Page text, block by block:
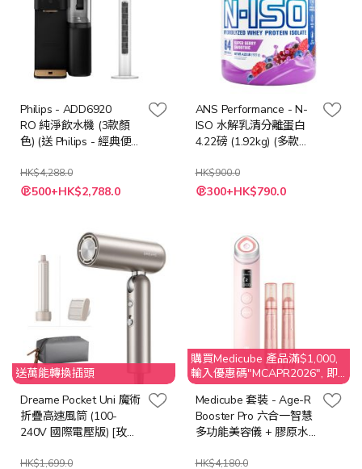
Philips - ADD6920
RO 純淨飲水機 (3款顏
色) (送 Philips - 經典便
(價值: $898))
HK$4,288.0
500+HK$2,788.0
ANS Performance - N-
ISO 水解乳清分離蛋白
4.22磅 (1.92kg) (多款口
HK$900.0
300+HK$790.0
送萬能轉換插頭
Dreame Pocket Uni 魔術
折疊高速風筒 (100-
240V 國際電壓版) [玫瑰
HK$1,699.0
購買Medicube 產品滿$1,000,
輸入優惠碼"MCAPR2026", 即
享$50 折扣
Medicube 套裝 - Age-R
Booster Pro 六合一智慧
多功能美容儀 + 膠原水
HK$4,180.0